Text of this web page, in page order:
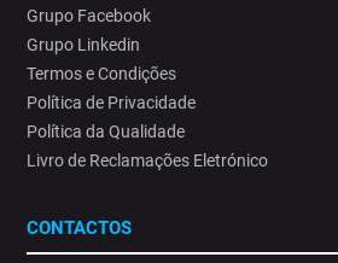
Grupo Facebook
Grupo Linkedin
Termos e Condições
Política de Privacidade
Política da Qualidade
Livro de Reclamações Eletrónico
CONTACTOS